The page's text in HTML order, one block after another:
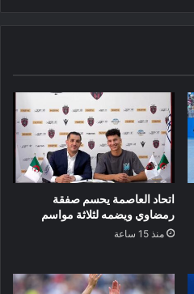
اتحاد العاصمة يحسم صفقة
رمضاوي ويضمه لثلاثة مواسم
منذ 15 ساعة